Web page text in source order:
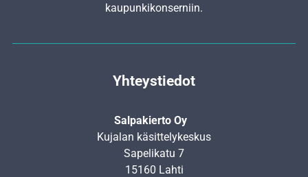
kaupunkikonserniin.
Yhteystiedot
Salpakierto Oy
Kujalan käsittelykeskus
Sapelikatu 7
15160 Lahti